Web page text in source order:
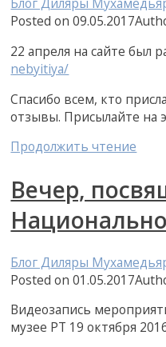
Блог Диляры
Posted on09.05.2017
22 апреля на сайте
nebyitiya/
Спасибо всем, кто
отзывы. Присылайте на
Продолжить чтение
Вечер,
Блог Диляры
Posted on01.05.2017
Видеозапись
музее РТ 19 октября